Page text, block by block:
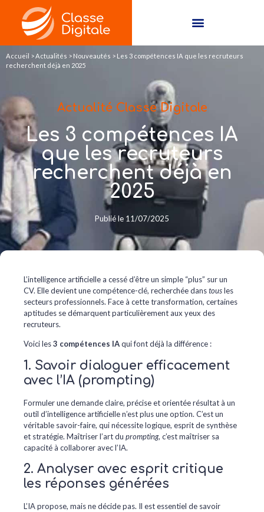
Accueil >Actualités > Nouveautés > Les 3 compétences IA que les recruteurs
recherchent déjà en 2025
Actualité Classe Digitale
Les 3 compétences IA
que les recruteurs
recherchent déjà en
2025
Publié le 11/07/2025
L’intelligence artificielle a cessé d’être un simple “plus” sur un
CV. Elle devient une compétence-clé, recherchée danstousles
secteurs professionnels. Face à cette transformation, certaines
aptitudes se démarquent particulièrement aux yeux des
recruteurs.
Voici les3 compétences IAqui font déjà la différence :
1. Savoir dialoguer efficacement
avec l’IA (prompting)
Formuler une demande claire, précise et orientée résultat à un
outil d’intelligence artificielle n’est plus une option. C’est un
véritable savoir-faire, qui nécessite logique, esprit de synthèse
et stratégie. Maîtriser l’art du prompting, c’est maîtriser sa
capacité à collaborer avec l’IA.
2. Analyser avec esprit critique
les réponses générées
L’IA propose, mais ne décide pas. Il est essentiel de savoir